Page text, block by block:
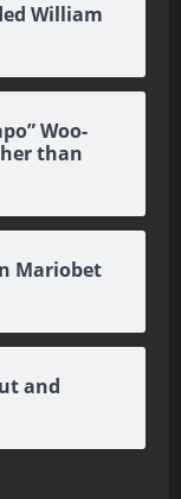
William
Woo-
than
Mariobet
and